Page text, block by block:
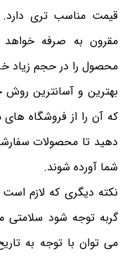
قیمت مناسب تری دارد.
مقرون به صرفه خواهد
محصول را در حجم زیاد
بهترین و آسانترین
که آن را از فروشگاه
دهید تا محصولات
شما آورده شوند.
نکته دیگری که لازم
گربه توجه شود
می توان با توجه به